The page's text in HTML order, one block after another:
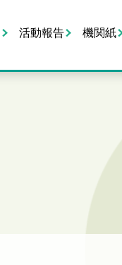
活動報告 機関紙